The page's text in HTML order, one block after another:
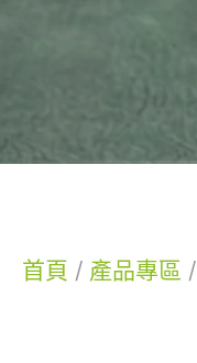
首頁 / 產品專區 /